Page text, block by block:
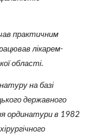
практичним
лікарем-
області.
на базі
державного
ординатури в 1982